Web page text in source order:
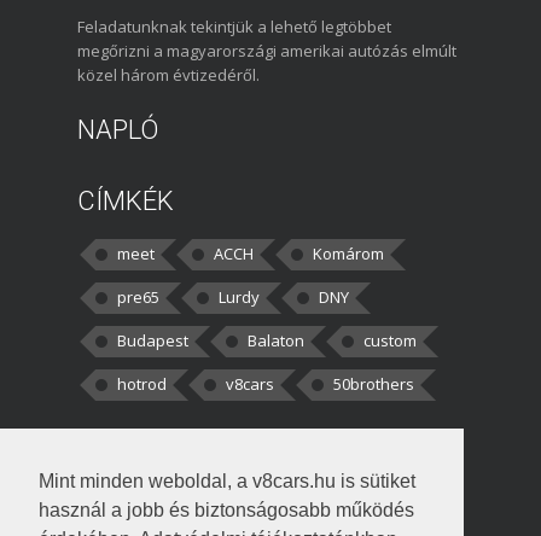
Mint minden weboldal, a v8cars.hu is sütiket
használ a jobb és biztonságosabb működés
Feladatunknak tekintjük a lehető legtöbbet
megőrizni a magyarországi amerikai autózás elmúlt
közel három évtizedéről.
NAPLÓ
CÍMKÉK
meet ACCH
Komárom
pre65
Lurdy
DNY
Budapest
Balaton
custom
hotrod
v8cars 50brothers
kortisz:Elszúrtam! Én csak két
darabbaal számoltam. Nem tudtam, hogy fél autót,